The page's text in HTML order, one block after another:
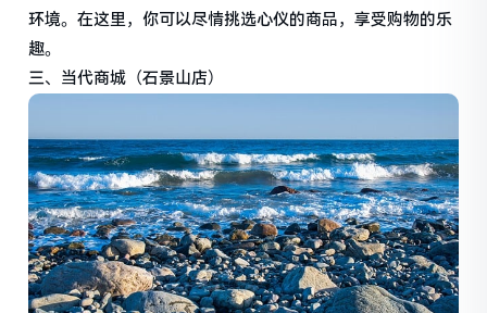
环境。在这里，你可以尽情挑选心仪的商品，享受购物的乐
趣。
三、当代商城（石景山店）